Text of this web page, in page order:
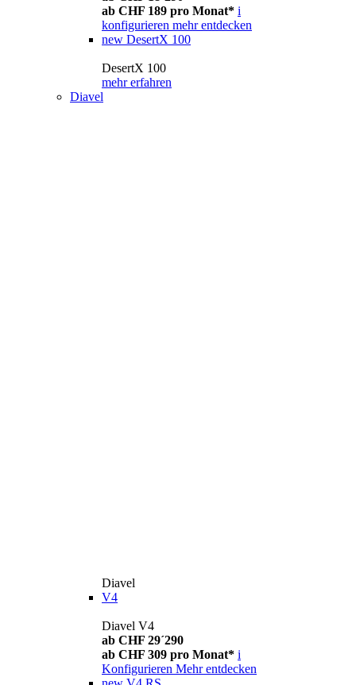
ab CHF 189 pro Monat* i
konfigurieren mehr entdecken
new DesertX 100
DesertX 100
mehr erfahren
Diavel
Diavel
V4
Diavel V4
ab CHF 29´290
ab CHF 309 pro Monat* i
Konfigurieren Mehr entdecken